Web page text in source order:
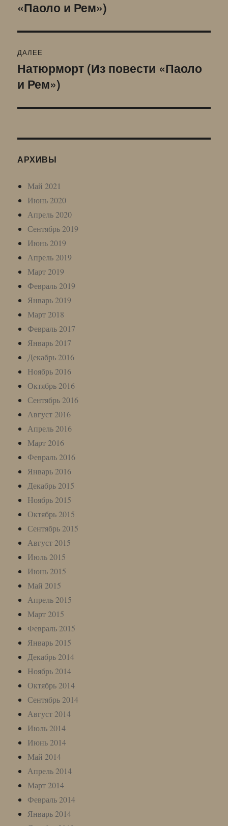
записям
запись:
«Паоло и Рем»)
ДАЛЕЕ
Следующая
запись:
Натюрморт (Из повести «Паоло
и Рем»)
АРХИВЫ
Май 2021
Июнь 2020
Апрель 2020
Сентябрь 2019
Июнь 2019
Апрель 2019
Март 2019
Февраль 2019
Январь 2019
Март 2018
Февраль 2017
Январь 2017
Декабрь 2016
Ноябрь 2016
Октябрь 2016
Сентябрь 2016
Август 2016
Апрель 2016
Март 2016
Февраль 2016
Январь 2016
Декабрь 2015
Ноябрь 2015
Октябрь 2015
Сентябрь 2015
Август 2015
Июль 2015
Июнь 2015
Май 2015
Апрель 2015
Март 2015
Февраль 2015
Январь 2015
Декабрь 2014
Ноябрь 2014
Октябрь 2014
Сентябрь 2014
Август 2014
Июль 2014
Июнь 2014
Май 2014
Апрель 2014
Март 2014
Февраль 2014
Январь 2014